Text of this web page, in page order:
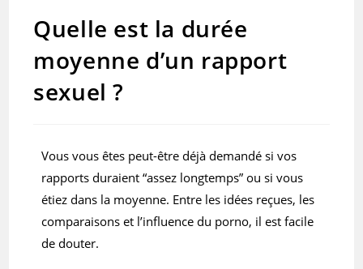
Quelle est la durée
moyenne d’un rapport
sexuel ?
Vous vous êtes peut-être déjà demandé si vos
rapports duraient “assez longtemps” ou si vous
étiez dans la moyenne. Entre les idées reçues, les
comparaisons et l’influence du porno, il est facile
de douter.